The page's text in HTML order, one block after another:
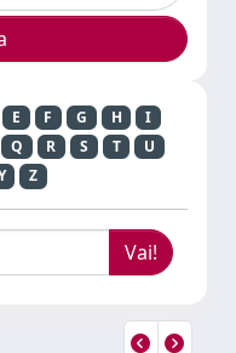
E F G H
I
Q R S T
U
Z